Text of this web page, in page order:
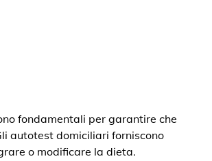
fondamentali per garantire che
autotest domiciliari forniscono
o modificare la dieta.